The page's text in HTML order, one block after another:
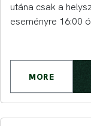
utána csak a
eseményre 16:00
MORE